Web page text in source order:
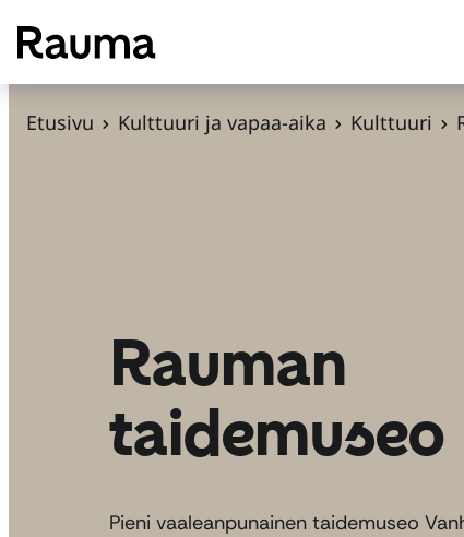
S
i
Etusivu Kulttuuri ja vapaa-aika Kulttuuri
Rauman
taidemuseo
Pieni vaaleanpunainen taidemuseo